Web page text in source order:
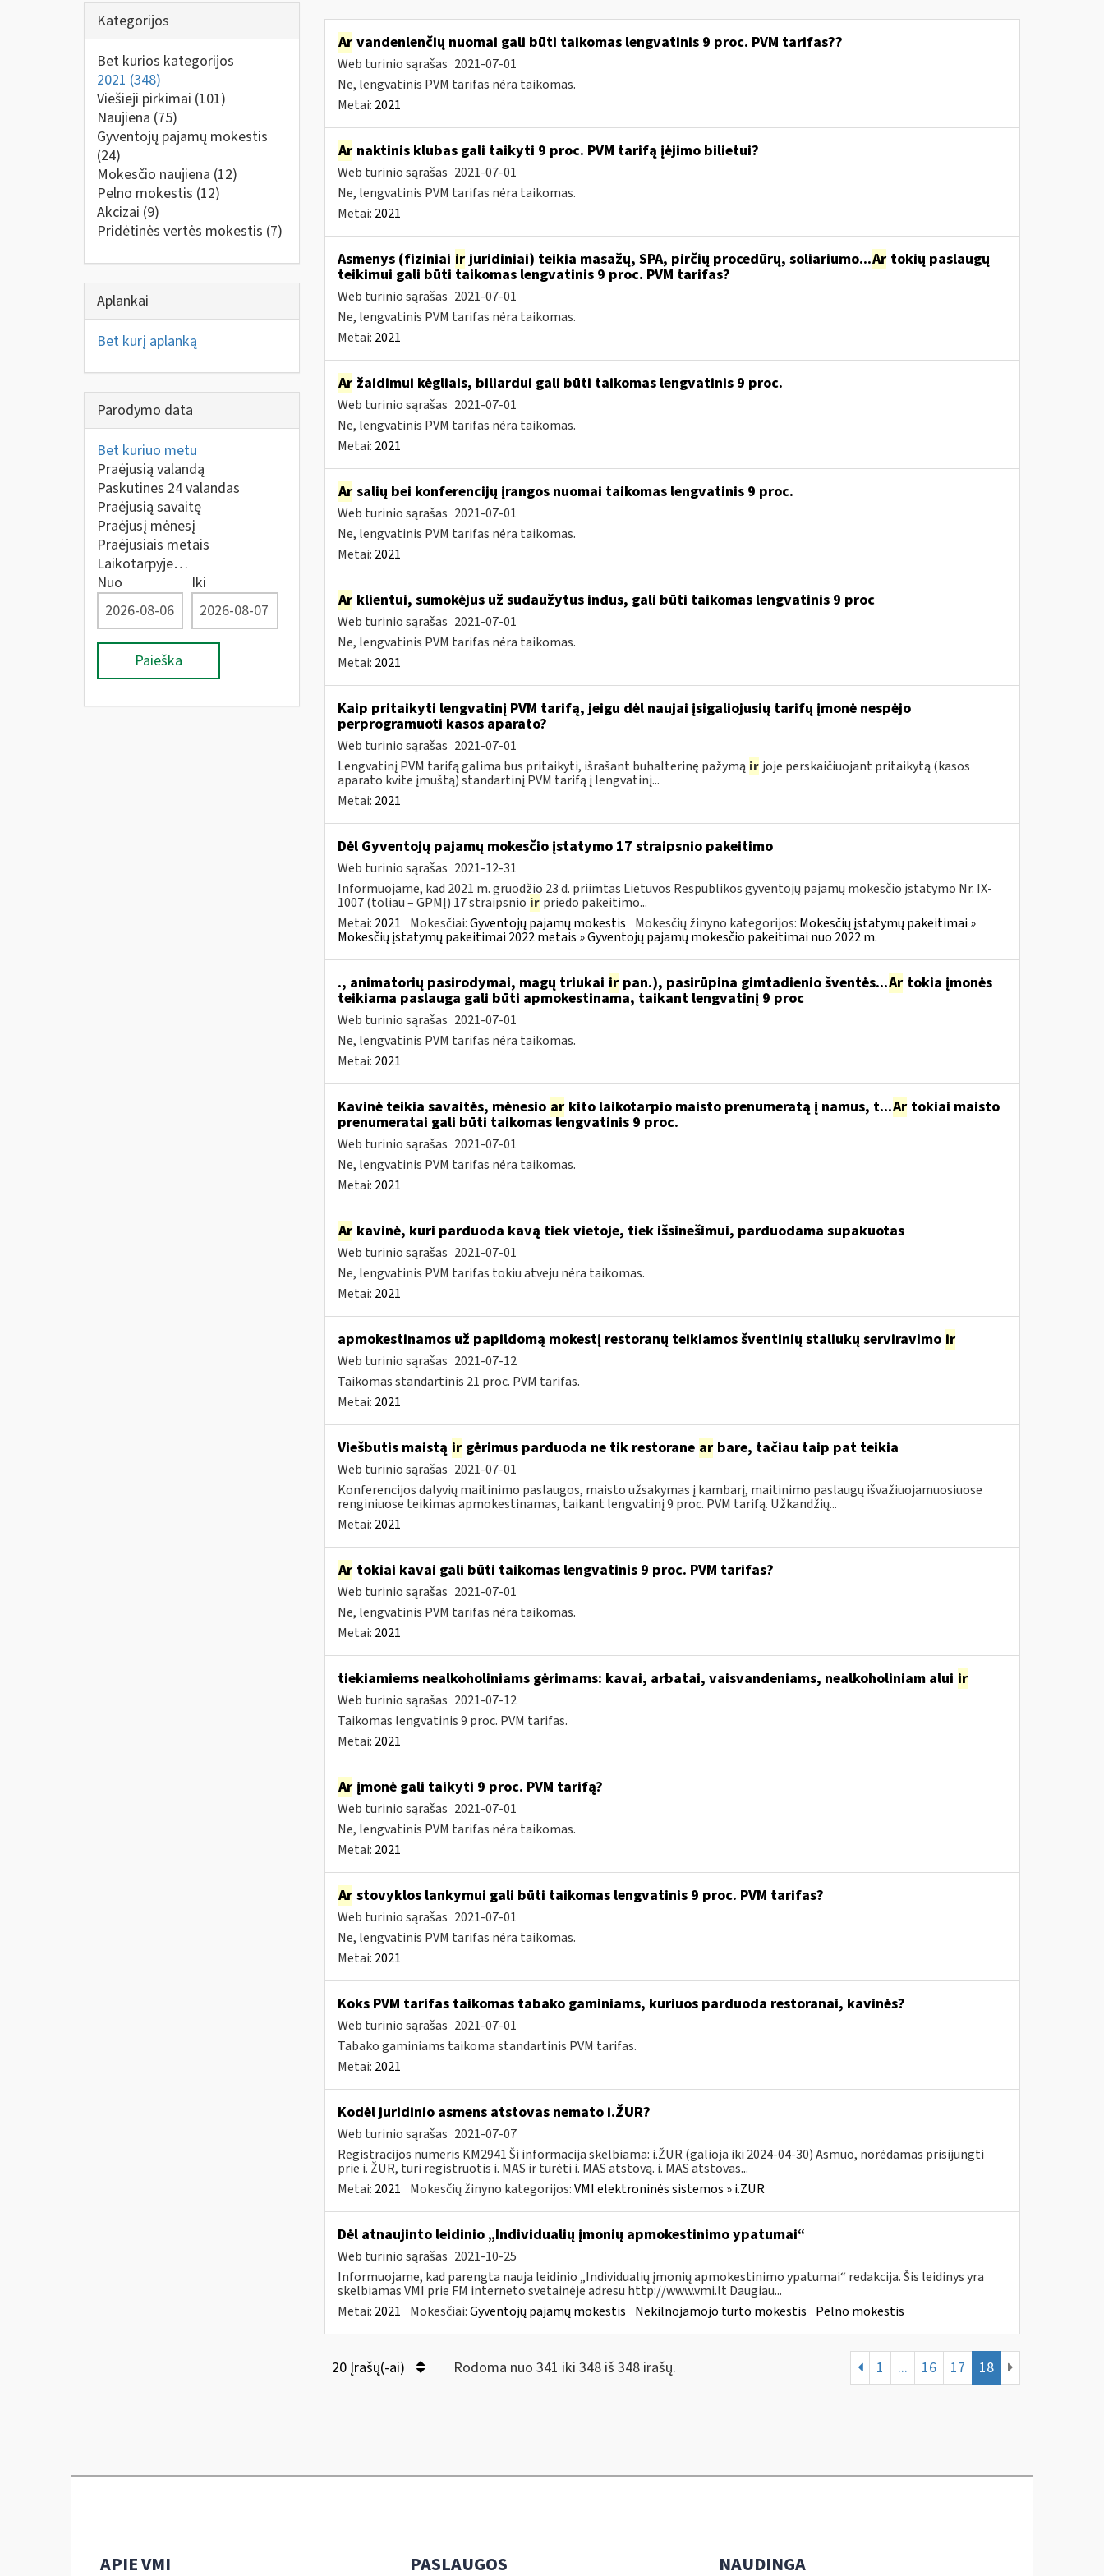
Kategorijos
Bet kurios kategorijos
2021 (348)
Viešieji pirkimai (101)
Naujiena (75)
Gyventojų pajamų mokestis
(24)
Mokesčio naujiena (12)
Pelno mokestis (12)
Akcizai (9)
Pridėtinės vertės mokestis (7)
Aplankai
Bet kurį aplanką
Parodymo data
Bet kuriuo metu
Praėjusią valandą
Paskutines 24 valandas
Praėjusią savaitę
Praėjusį mėnesį
Praėjusiais metais
Laikotarpyje…
Nuo
Iki
Paieška
Arvandenlenčių nuomai gali būti taikomas lengvatinis 9 proc. PVM tarifas??
Web turinio sąrašas 2021-07-01
Ne, lengvatinis PVM tarifas nėra taikomas.
Metai: 2021
Arnaktinis klubas gali taikyti 9 proc. PVM tarifą įėjimo bilietui?
Web turinio sąrašas 2021-07-01
Ne, lengvatinis PVM tarifas nėra taikomas.
Metai: 2021
Asmenys (fiziniai irjuridiniai) teikia masažų, SPA, pirčių procedūrų, soliariumo...Artokių paslaugų
teikimui gali būti taikomas lengvatinis 9 proc. PVM tarifas?
Web turinio sąrašas 2021-07-01
Ne, lengvatinis PVM tarifas nėra taikomas.
Metai: 2021
Aržaidimui kėgliais, biliardui gali būti taikomas lengvatinis 9 proc.
Web turinio sąrašas 2021-07-01
Ne, lengvatinis PVM tarifas nėra taikomas.
Metai: 2021
Arsalių bei konferencijų įrangos nuomai taikomas lengvatinis 9 proc.
Web turinio sąrašas 2021-07-01
Ne, lengvatinis PVM tarifas nėra taikomas.
Metai: 2021
Arklientui, sumokėjus už sudaužytus indus, gali būti taikomas lengvatinis 9 proc
Web turinio sąrašas 2021-07-01
Ne, lengvatinis PVM tarifas nėra taikomas.
Metai: 2021
Kaip pritaikyti lengvatinį PVM tarifą, jeigu dėl naujai įsigaliojusių tarifų įmonė nespėjo
perprogramuoti kasos aparato?
Web turinio sąrašas 2021-07-01
Lengvatinį PVM tarifą galima bus pritaikyti, išrašant buhalterinę pažymą ir joje perskaičiuojant pritaikytą (kasos
aparato kvite įmuštą) standartinį PVM tarifą į lengvatinį...
Metai: 2021
Dėl Gyventojų pajamų mokesčio įstatymo 17 straipsnio pakeitimo
Web turinio sąrašas 2021-12-31
Informuojame, kad 2021 m. gruodžio 23 d. priimtas Lietuvos Respublikos gyventojų pajamų mokesčio įstatymo Nr. IX-
1007 (toliau – GPMĮ) 17 straipsnio ir priedo pakeitimo...
Metai: 2021 Mokesčiai:Gyventojų pajamų mokestis Mokesčių žinyno kategorijos: Mokesčių įstatymų pakeitimai »
Mokesčių įstatymų pakeitimai 2022 metais » Gyventojų pajamų mokesčio pakeitimai nuo 2022 m.
., animatorių pasirodymai, magų triukai irpan.), pasirūpina gimtadienio šventės...Artokia įmonės
teikiama paslauga gali būti apmokestinama, taikant lengvatinį 9 proc
Web turinio sąrašas 2021-07-01
Ne, lengvatinis PVM tarifas nėra taikomas.
Metai: 2021
Kavinė teikia savaitės, mėnesio arkito laikotarpio maisto prenumeratą į namus, t...Artokiai maisto
prenumeratai gali būti taikomas lengvatinis 9 proc.
Web turinio sąrašas 2021-07-01
Ne, lengvatinis PVM tarifas nėra taikomas.
Metai: 2021
Arkavinė, kuri parduoda kavą tiek vietoje, tiek išsinešimui, parduodama supakuotas
Web turinio sąrašas 2021-07-01
Ne, lengvatinis PVM tarifas tokiu atveju nėra taikomas.
Metai: 2021
apmokestinamos už papildomą mokestį restoranų teikiamos šventinių staliukų serviravimo ir
Web turinio sąrašas 2021-07-12
Taikomas standartinis 21 proc. PVM tarifas.
Metai: 2021
Viešbutis maistą irgėrimus parduoda ne tik restorane arbare, tačiau taip pat teikia
Web turinio sąrašas 2021-07-01
Konferencijos dalyvių maitinimo paslaugos, maisto užsakymas į kambarį, maitinimo paslaugų išvažiuojamuosiuose
renginiuose teikimas apmokestinamas, taikant lengvatinį 9 proc. PVM tarifą. Užkandžių...
Metai: 2021
Artokiai kavai gali būti taikomas lengvatinis 9 proc. PVM tarifas?
Web turinio sąrašas 2021-07-01
Ne, lengvatinis PVM tarifas nėra taikomas.
Metai: 2021
tiekiamiems nealkoholiniams gėrimams: kavai, arbatai, vaisvandeniams, nealkoholiniam alui ir
Web turinio sąrašas 2021-07-12
Taikomas lengvatinis 9 proc. PVM tarifas.
Metai: 2021
Arįmonė gali taikyti 9 proc. PVM tarifą?
Web turinio sąrašas 2021-07-01
Ne, lengvatinis PVM tarifas nėra taikomas.
Metai: 2021
Arstovyklos lankymui gali būti taikomas lengvatinis 9 proc. PVM tarifas?
Web turinio sąrašas 2021-07-01
Ne, lengvatinis PVM tarifas nėra taikomas.
Metai: 2021
Koks PVM tarifas taikomas tabako gaminiams, kuriuos parduoda restoranai, kavinės?
Web turinio sąrašas 2021-07-01
Tabako gaminiams taikoma standartinis PVM tarifas.
Metai: 2021
Kodėl juridinio asmens atstovas nemato i.ŽUR?
Web turinio sąrašas 2021-07-07
Registracijos numeris KM2941 Ši informacija skelbiama: i.ŽUR (galioja iki 2024-04-30) Asmuo, norėdamas prisijungti
prie i. ŽUR, turi registruotis i. MAS ir turėti i. MAS atstovą. i. MAS atstovas...
Metai: 2021 Mokesčių žinyno kategorijos:VMI elektroninės sistemos » i.ZUR
Dėl atnaujinto leidinio „Individualių įmonių apmokestinimo ypatumai“
Web turinio sąrašas 2021-10-25
Informuojame, kad parengta nauja leidinio „Individualių įmonių apmokestinimo ypatumai“ redakcija. Šis leidinys yra
skelbiamas VMI prie FM interneto svetainėje adresu http://www.vmi.lt Daugiau...
Metai: 2021 Mokesčiai:Gyventojų pajamų mokestis Nekilnojamojo turto mokestis Pelno mokestis
20 Įrašų(-ai) Rodoma nuo 341 iki 348 iš 348 irašų. 1 ... 16 17 18
APIE VMI PASLAUGOS NAUDINGA